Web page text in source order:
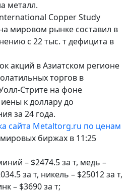
металл.
Copper Study
мировом рынке составил в
с 22 тыс. т дефицита в
акций в Азиатском регионе
торгов в
Стрите на фоне
к доллару до
за 24 года.
сайта Metaltorg.ru по ценам
биржах в 11:25
– $2474.5 за т, медь –
за т, никель – $25012 за т,
– $3690 за т;